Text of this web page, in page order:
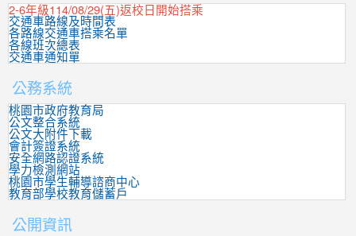
2-6年級114/08/29(五)返校日開始搭乘
交通車路線及時間表
各路線交通車搭乘名單
各線班次總表
交通車通知單
公務系統
桃園市政府教育局
公文整合系統
公文大附件下載
會計簽證系統
安全網路認證系統
學力檢測網站
桃園市學生輔導諮商中心
教育部學校教育儲蓄戶
公開資訊